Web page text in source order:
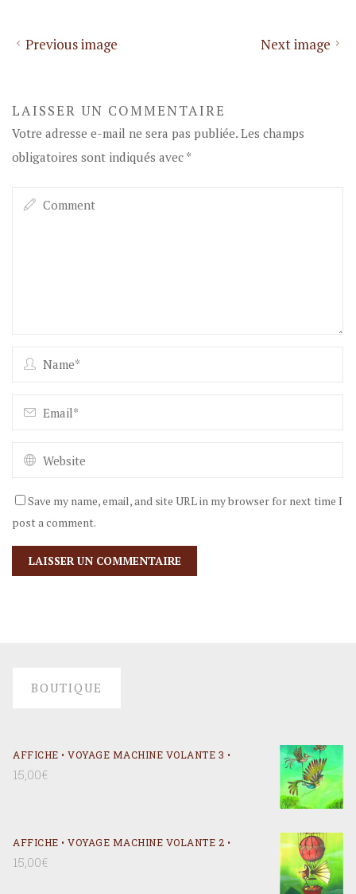
Previous image Next image
LAISSER UN COMMENTAIRE
Votre adresse e-mail ne sera pas publiée. Les champs
obligatoires sont indiqués avec *
Save my name, email, and site URL in my browser for next time I
post a comment.
BOUTIQUE
AFFICHE • VOYAGE MACHINE VOLANTE 3 •
15,00€
AFFICHE • VOYAGE MACHINE VOLANTE 2 •
15,00€